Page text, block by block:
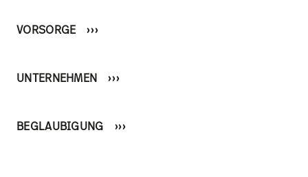
VORSORGE
UNTERNEHMEN
BEGLAUBIGUNG